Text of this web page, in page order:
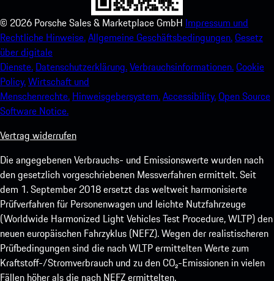
© 2026 Porsche Sales & Marketplace GmbH Impressum und
Rechtliche Hinweise.Allgemeine Geschäftsbedingungen.Gesetz
über digitale
Dienste. Datenschutzerklärung.Verbrauchsinformationen.Cookie
Policy.Wirtschaft und
Menschenrechte. Hinweisgebersystem.Accessibility.Open Source
Software Notice.
Vertrag widerrufen
Die angegebenen Verbrauchs- und Emissionswerte wurden nach
den gesetzlich vorgeschriebenen Messverfahren ermittelt. Seit
dem 1. September 2018 ersetzt das weltweit harmonisierte
Prüfverfahren für Personenwagen und leichte Nutzfahrzeuge
(Worldwide Harmonized Light Vehicles Test Procedure, WLTP) den
neuen europäischen Fahrzyklus (NEFZ). Wegen der realistischeren
Prüfbedingungen sind die nach WLTP ermittelten Werte zum
Kraftstoff-/Stromverbrauch und zu den CO₂-Emissionen in vielen
Fällen höher als die nach NEFZ ermittelten.